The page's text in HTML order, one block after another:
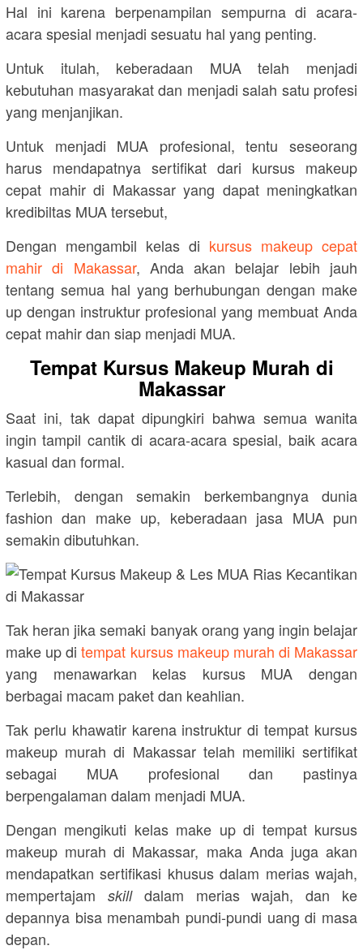
Hal ini karena berpenampilan sempurna di acara-
acara spesial menjadi sesuatu hal yang penting.
Untuk itulah, keberadaan MUA telah menjadi
kebutuhan masyarakat dan menjadi salah satu profesi
yang menjanjikan.
Untuk menjadi MUA profesional, tentu seseorang
harus mendapatnya sertifikat dari kursus makeup
cepat mahir di Makassar yang dapat meningkatkan
kredibiltas MUA tersebut,
Dengan mengambil kelas di kursus makeup cepat
mahir di Makassar, Anda akan belajar lebih jauh
tentang semua hal yang berhubungan dengan make
up dengan instruktur profesional yang membuat Anda
cepat mahir dan siap menjadi MUA.
Tempat Kursus Makeup Murah di
Makassar
Saat ini, tak dapat dipungkiri bahwa semua wanita
ingin tampil cantik di acara-acara spesial, baik acara
kasual dan formal.
Terlebih, dengan semakin berkembangnya dunia
fashion dan make up, keberadaan jasa MUA pun
semakin dibutuhkan.
Tak heran jika semaki banyak orang yang ingin belajar
make up ditempat kursus makeup murah di Makassar
yang menawarkan kelas kursus MUA dengan
berbagai macam paket dan keahlian.
Tak perlu khawatir karena instruktur di tempat kursus
makeup murah di Makassar telah memiliki sertifikat
sebagai MUA profesional dan pastinya
berpengalaman dalam menjadi MUA.
Dengan mengikuti kelas make up di tempat kursus
makeup murah di Makassar, maka Anda juga akan
mendapatkan sertifikasi khusus dalam merias wajah,
mempertajam skilldalam merias wajah, dan ke
depannya bisa menambah pundi-pundi uang di masa
depan.